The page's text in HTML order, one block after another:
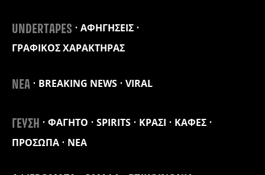
UNDERTAPES
ΑΦΗΓΗΣΕΙΣ
ΓΡΑΦΙΚΟΣ ΧΑΡΑΚΤΗΡΑΣ
ΝΕΑ BREAKING NEWS VIRAL
ΓΕΥΣΗ ΦΑΓΗΤΟ SPIRITS ΚΡΑΣΙ
ΚΑΦΕΣ
ΠΡΟΣΩΠΑ
ΝΕΑ